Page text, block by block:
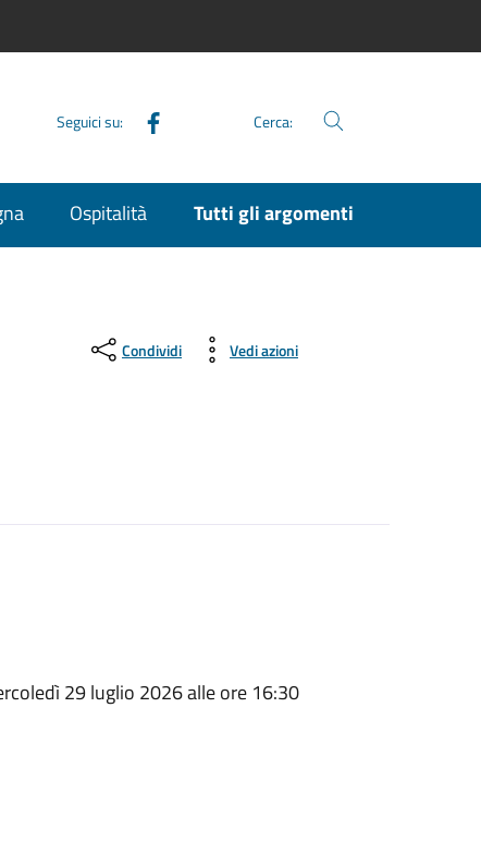
Seguici su: Cerca:
Ospitalità Tutti gli argomenti
Condividi Vedi azioni
29 luglio 2026 alle ore 16:30